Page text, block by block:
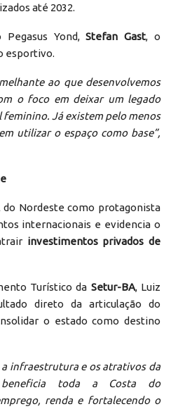
até 2032.
Pegasus Yond,Stefan Gast, o
esportivo.
ao que desenvolvemos
o foco em deixar um legado
Já existem pelo menos
utilizar o espaço como base”,
Nordeste como protagonista
internacionais e evidencia o
investimentos privados de
Turístico da Setur-BA, Luiz
direto da articulação do
o estado como destino
a infraestrutura e os atrativos da
beneficia toda a Costa do
renda e fortalecendo o